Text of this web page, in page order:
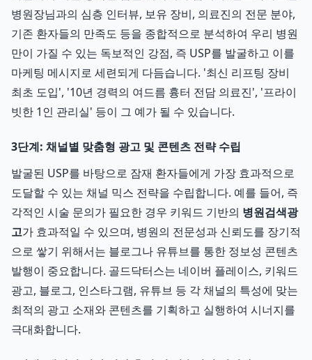
병원장님과의 심층 인터뷰, 보유 장비, 의료진의 전문 분야,
기존 환자들의 만족도 등을 종합적으로 분석하여 우리 병원
만이 가질 수 있는 독보적인 강점, 즉 USP를 발굴하고 이를
마케팅 메시지로 세련되게 다듬습니다. '최신 리프팅 장비
최초 도입', '10년 경력의 여드름 흉터 전담 의료진', '프라이
빗한 1인 관리실' 등이 그 예가 될 수 있습니다.
3단계: 채널별 맞춤형 광고 및 콘텐츠 전략 수립
발굴된 USP를 바탕으로 잠재 환자들에게 가장 효과적으로
도달할 수 있는 채널 믹스 전략을 수립합니다. 예를 들어, 즉
각적인 시술 문의가 필요한 경우 키워드 기반의 병원검색광
고가 효과적일 수 있으며, 병원의 전문성과 신뢰도를 장기적
으로 쌓기 위해서는 블로그나 유튜브를 통한 정보성 콘텐츠
발행이 중요합니다. 골드닥터스는 네이버 플레이스, 키워드
광고, 블로그, 인스타그램, 유튜브 등 각 채널의 특성에 맞는
최적의 광고 소재와 콘텐츠를 기획하고 실행하여 시너지를
극대화합니다.